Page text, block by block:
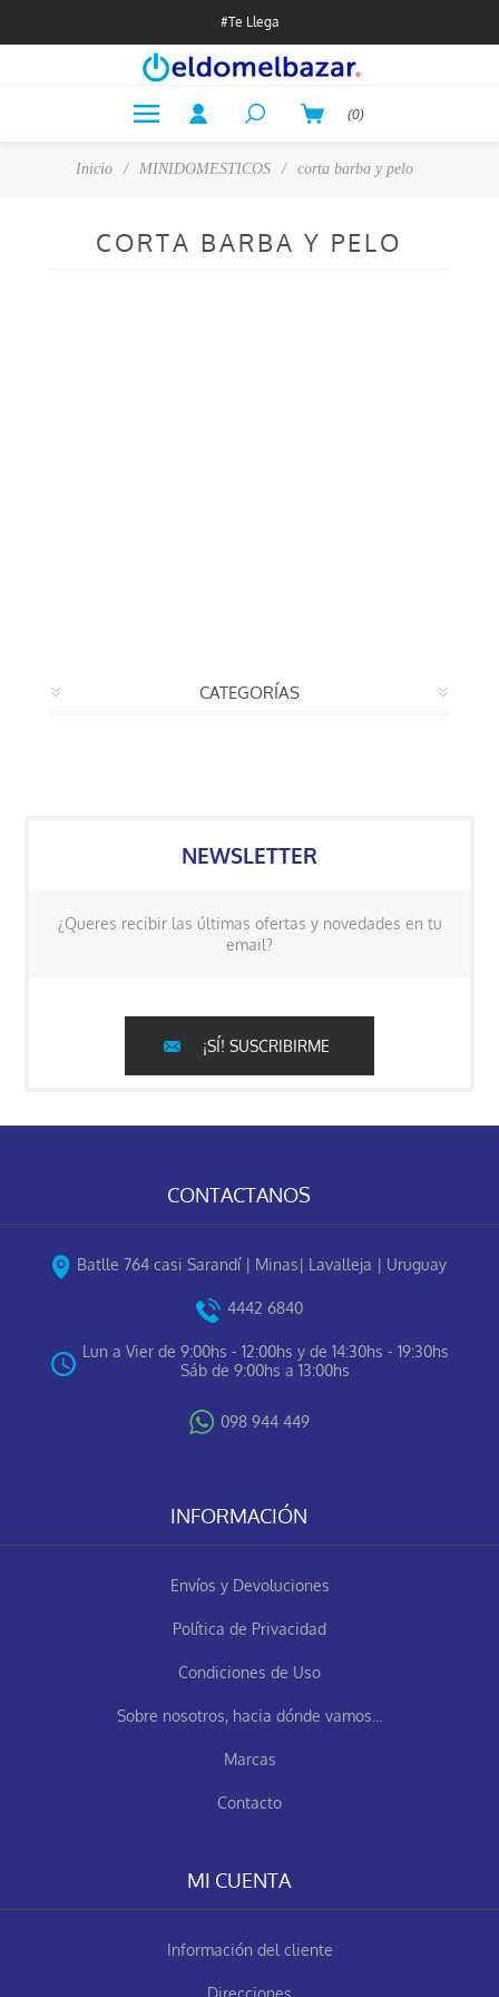
#Te Llega
(0)
Inicio / MINIDOMESTICOS / corta barba y pelo
CORTA BARBA Y PELO
CATEGORÍAS
NEWSLETTER
¿Queres recibir las últimas ofertas y novedades en tu
email?
¡SÍ! SUSCRIBIRME
CONTACTANOS
Batlle 764 casi Sarandí | Minas| Lavalleja | Uruguay
4442 6840
Lun a Vier de 9:00hs - 12:00hs y de 14:30hs - 19:30hs
Sáb de 9:00hs a 13:00hs
098 944 449
INFORMACIÓN
Envíos y Devoluciones
Política de Privacidad
Condiciones de Uso
Sobre nosotros, hacia dónde vamos...
Marcas
Contacto
MI CUENTA
Información del cliente
Direcciones